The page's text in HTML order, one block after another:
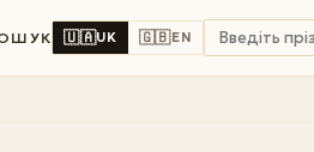
🇺🇦UK 🇬🇧EN